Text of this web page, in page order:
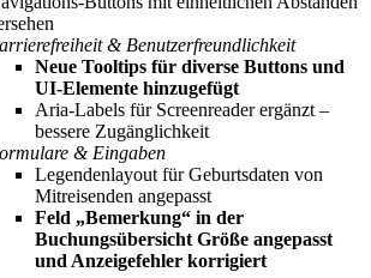
& Benutzerfreundlichkeit
Neue Tooltips für diverse Buttons und
UI-Elemente hinzugefügt
Aria-Labels für Screenreader ergänzt –
bessere Zugänglichkeit
& Eingaben
Legendenlayout für Geburtsdaten von
Mitreisenden angepasst
Feld „Bemerkung“ in der
Buchungsübersicht Größe angepasst
und Anzeigefehler korrigiert